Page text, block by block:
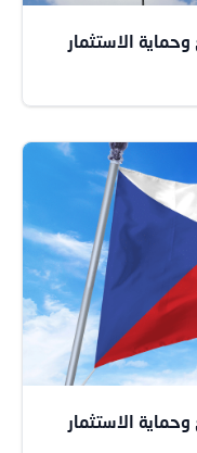
الاستثمار
الاستثمار